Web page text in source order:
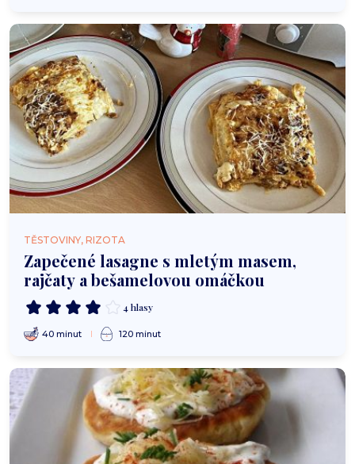
TĚSTOVINY, RIZOTA
Zapečené lasagne s mletým masem,
rajčaty a bešamelovou omáčkou
4 hlasy
40 minut 120 minut